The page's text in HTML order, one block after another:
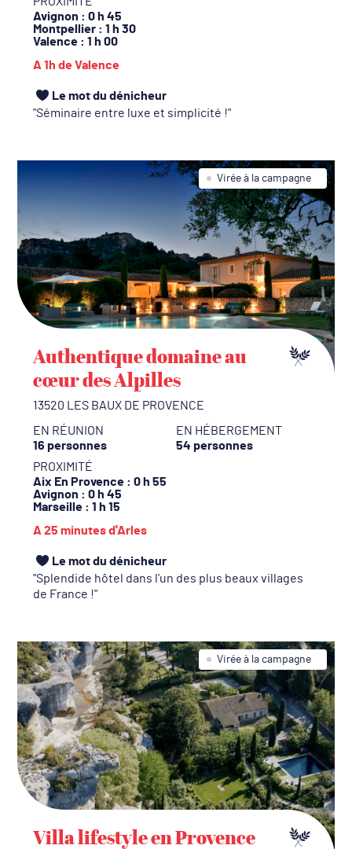
Avignon : 0 h 45
Montpellier : 1 h 30
Valence : 1 h 00
A 1h de Valence
Le mot du dénicheur
Séminaire entre luxe et simplicité !
Virée à la campagne
Authentique domaine au
cœur des Alpilles
13520 LES BAUX DE PROVENCE
EN RÉUNION
16 personnes
EN HÉBERGEMENT
54 personnes
PROXIMITÉ
Aix En Provence : 0 h 55
Avignon : 0 h 45
Marseille : 1 h 15
A 25 minutes d'Arles
Le mot du dénicheur
Splendide hôtel dans l'un des plus beaux villages
de France !
Virée à la campagne
Villa lifestyle en Provence